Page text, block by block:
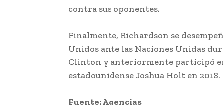
contra sus oponentes.
Finalmente, Richardson se
Unidos ante las Naciones Unidas
Clinton y anteriormente participó
estadounidense Joshua Holt en 2018.
Fuente: Agencias